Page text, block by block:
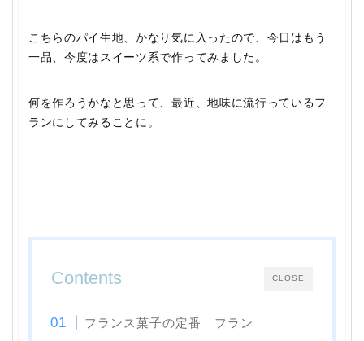
こちらのパイ生地、かなり気に入ったので、今日はもう
一品、今度はスイーツ系で作ってみました。
何を作ろうかなと思って、最近、地味に流行っているフ
ランにしてみることに。
CLOSE
Contents
フランス菓子の定番 フラン